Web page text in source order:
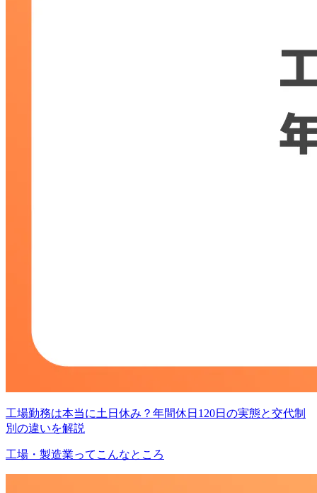
工場勤務は本当に土日休み？年間休日120日の実態と交代制
別の違いを解説
工場・製造業ってこんなところ